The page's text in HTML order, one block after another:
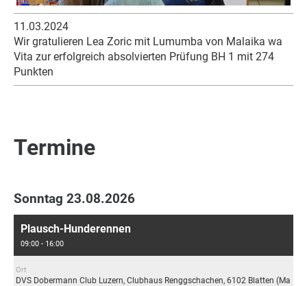
11.03.2024
Wir gratulieren Lea Zoric mit Lumumba von Malaika wa
Vita zur erfolgreich absolvierten Prüfung BH 1 mit 274
Punkten
Termine
Sonntag 23.08.2026
Plausch-Hunderennen
09:00 - 16:00
Ort
DVS Dobermann Club Luzern, Clubhaus Renggschachen, 6102 Blatten